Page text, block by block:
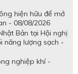
hiện hữu để mở
- 08/08/2026
Bản tại Hội nghị
năng lượng sạch -
nghiệp khí -